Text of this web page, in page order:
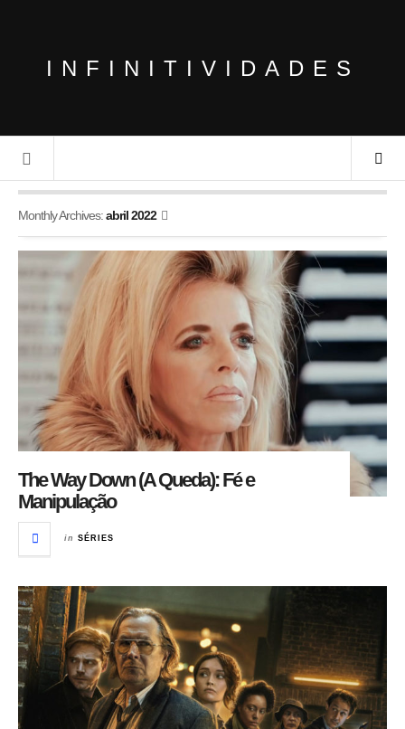
INFINITIVIDADES
Monthly Archives:abril 2022
The Way Down (A Queda): Fé e
Manipulação
in SÉRIES